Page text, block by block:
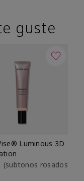
guste
Luminous 3D
(subtonos rosados